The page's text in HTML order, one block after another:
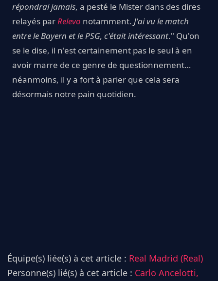
répondrai jamais, a pesté le Mister dans des dires
relayés parRelevo notamment. J'ai vu le match
entre le Bayern et le PSG, c'était intéressant." Qu'on
se le dise, il n'est certainement pas le seul à en
avoir marre de ce genre de questionnement…
néanmoins, il y a fort à parier que cela sera
désormais notre pain quotidien.
Équipe(s) liée(s) à cet article : Real Madrid (Real)
Personne(s) lié(s) à cet article : Carlo Ancelotti,